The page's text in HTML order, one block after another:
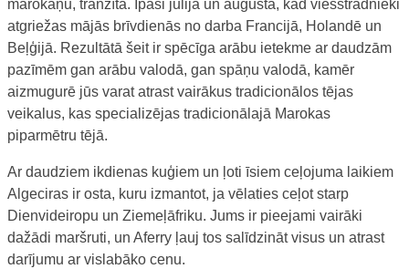
marokāņu, tranzītā. Īpaši jūlijā un augustā, kad viesstrādnieki
atgriežas mājās brīvdienās no darba Francijā, Holandē un
Beļģijā. Rezultātā šeit ir spēcīga arābu ietekme ar daudzām
pazīmēm gan arābu valodā, gan spāņu valodā, kamēr
aizmugurē jūs varat atrast vairākus tradicionālos tējas
veikalus, kas specializējas tradicionālajā Marokas
piparmētru tējā.
Ar daudziem ikdienas kuģiem un ļoti īsiem ceļojuma laikiem
Algeciras ir osta, kuru izmantot, ja vēlaties ceļot starp
Dienvideiropu un Ziemeļāfriku. Jums ir pieejami vairāki
dažādi maršruti, un Aferry ļauj tos salīdzināt visus un atrast
darījumu ar vislabāko cenu.